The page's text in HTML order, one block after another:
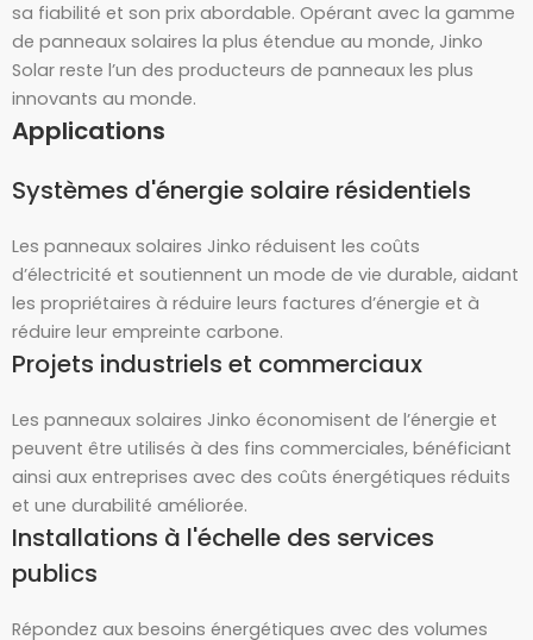
sa fiabilité et son prix abordable. Opérant avec la gamme
de panneaux solaires la plus étendue au monde, Jinko
Solar reste l’un des producteurs de panneaux les plus
innovants au monde.
Applications
Systèmes d'énergie solaire résidentiels
Les panneaux solaires Jinko réduisent les coûts
d’électricité et soutiennent un mode de vie durable, aidant
les propriétaires à réduire leurs factures d’énergie et à
réduire leur empreinte carbone.
Projets industriels et commerciaux
Les panneaux solaires Jinko économisent de l’énergie et
peuvent être utilisés à des fins commerciales, bénéficiant
ainsi aux entreprises avec des coûts énergétiques réduits
et une durabilité améliorée.
Installations à l'échelle des services
publics
Répondez aux besoins énergétiques avec des volumes